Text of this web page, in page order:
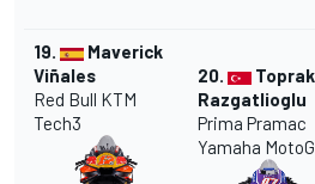
19.
Maverick
Viñales
Red Bull KTM
Tech3
20.
Toprak
Razgatlioglu
Prima Pramac
Yamaha